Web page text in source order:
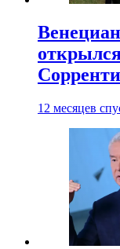
12 месяцев